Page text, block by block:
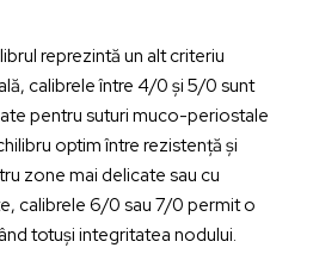
reprezintă un alt criteriu
calibrele între 4/0 și 5/0 sunt
pentru suturi muco-periostale
optim între rezistență și
zone mai delicate sau cu
calibrele 6/0 sau 7/0 permit o
totuși integritatea nodului.